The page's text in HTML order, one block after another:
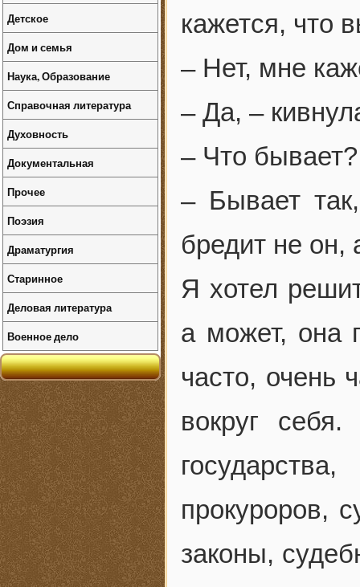
кажется, что
– Нет, мне
– Да, –
– Что
– Бывает
бредит не он,
Я хотел
а может, она
часто, очень
вокруг
прокуроров,
законы,
Детское
Дом и семья
Наука, Образование
Справочная литература
Духовность
Документальная
Прочее
Поэзия
Драматургия
Старинное
Деловая литература
Военное дело